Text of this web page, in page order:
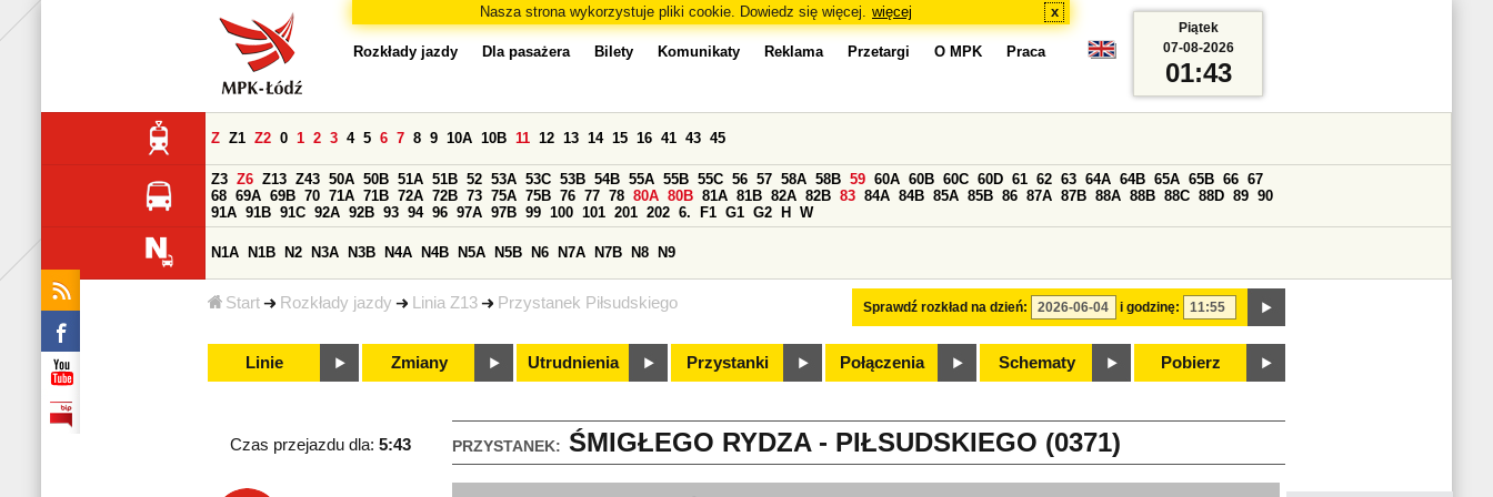
Nasza strona wykorzystuje pliki cookie. Dowiedz się więcej. więcej x
Start Rozkłady jazdy Linia Z13 Przystanek Piłsudskiego
Rozkłady jazdy Dla pasażera Bilety Komunikaty Reklama Przetargi O MPK Praca
Sprawdź rozkład na dzień: i godzinę:
Z Z1 Z2 0 1 2 3 4 5 6 7 8 9 10A 10B 11 12 13 14 15 16 41 43 45
Z3 Z6 Z13 Z43 50A 50B 51A 51B 52 53A 53C 53B 54B 55A 55B 55C 56 57 58A 58B 59 60A 60B 60C 60D 61 62 63 64A 64B 65A 65B 66 67
68 69A 69B 70 71A 71B 72A 72B 73 75A 75B 76 77 78 80A 80B 81A 81B 82A 82B 83 84A 84B 85A 85B 86 87A 87B 88A 88B 88C 88D 89 90
91A 91B 91C 92A 92B 93 94 96 97A 97B 99 100 101 201 202 6. F1 G1 G2 H W
N1A N1B N2 N3A N3B N4A N4B N5A N5B N6 N7A N7B N8 N9
Linie Zmiany Utrudnienia Przystanki Połączenia Schematy Pobierz
Piątek
07-08-2026
01:43
PRZYSTANEK: ŚMIGŁEGO RYDZA - PIŁSUDSKIEGO (0371)
Czas przejazdu dla: 5:43